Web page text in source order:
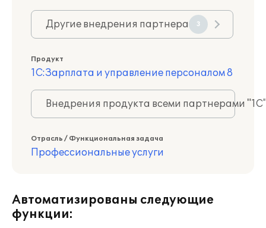
Другие внедрения партнера 3
Продукт
1С:Зарплата и управление персоналом 8
Внедрения продукта всеми партнерами
Отрасль / Функциональная задача
Профессиональные услуги
Автоматизированы следующие
функции: